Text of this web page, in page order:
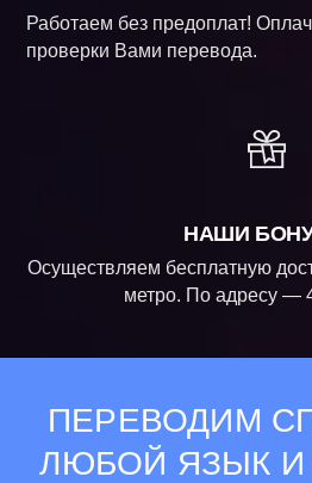
Работаем без предоплат!
проверки Вами перевода.
НАШИ
Осуществляем бесплатную
метро. По адресу —
ПЕРЕВОДИМ
ЛЮБОЙ ЯЗЫК